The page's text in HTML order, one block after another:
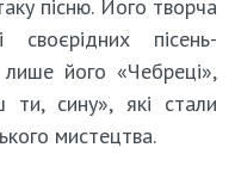
пісню. Його творча
пісень-
лише його «Чебреці»,
сину», які стали
мистецтва.